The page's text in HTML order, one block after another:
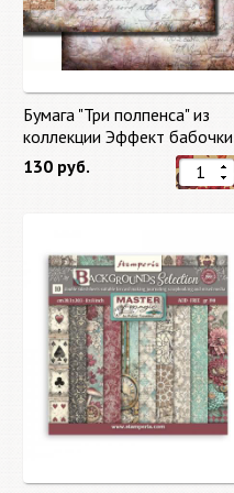
Бумага "Три полпенса" из
коллекции Эффект бабочки
"Butterfly Effect"
130 руб.